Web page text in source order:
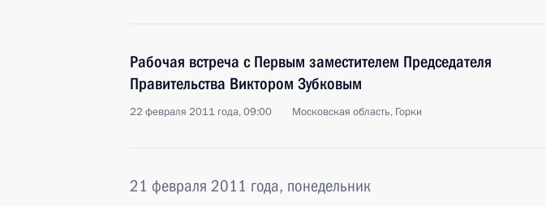
Рабочая встреча с Первым заместителем Председателя
Правительства Виктором Зубковым
22 февраля 2011 года, 09:00 Московская область, Горки
21 февраля 2011 года, понедельник